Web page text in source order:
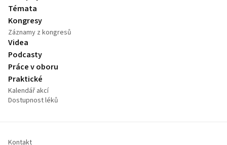
Témata
Kongresy
Záznamy z kongresů
Videa
Podcasty
Práce v oboru
Praktické
Kalendář akcí
Dostupnost léků
Kontakt